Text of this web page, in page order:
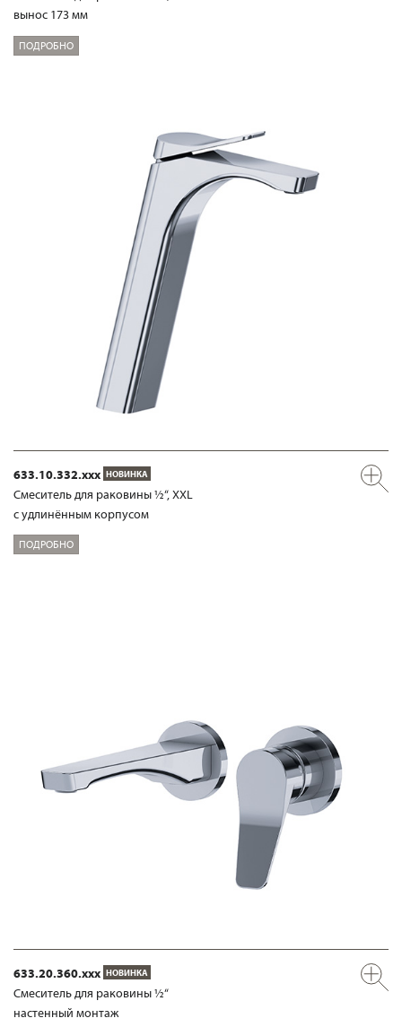
вынос 173 мм
ПОДРОБНО
633.10.332.xxx НОВИНКА
Смеситель для раковины ½“, XXL
с удлинённым корпусом
ПОДРОБНО
633.20.360.xxx НОВИНКА
Смеситель для раковины ½“
настенный монтаж